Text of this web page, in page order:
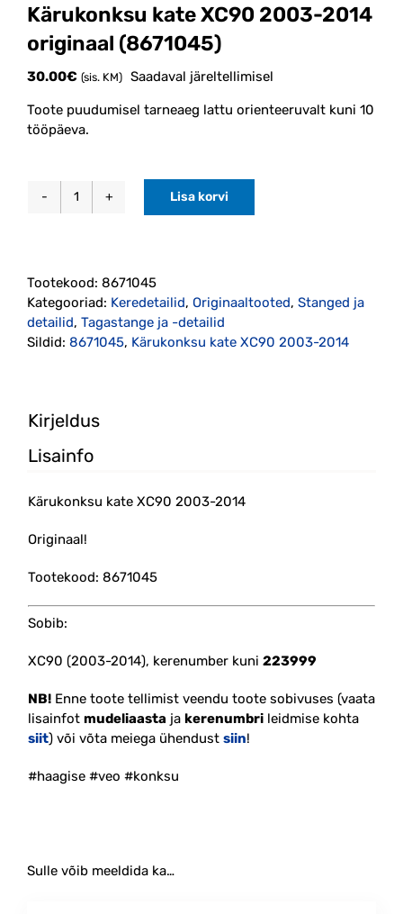
Kärukonksu kate XC90 2003-2014
originaal (8671045)
30.00€ (sis. KM) Saadaval järeltellimisel
Toote puudumisel tarneaeg lattu orienteeruvalt kuni 10
tööpäeva.
Kärukonksu
2014
originaal
(8671045)
kogus
Lisa korvi
Tootekood: 8671045
Kategooriad: Keredetailid, Originaaltooted, Stanged ja
detailid, Tagastange ja -detailid
Sildid: 8671045, Kärukonksu kate XC90 2003-2014
Kirjeldus
Lisainfo
Kärukonksu kate XC90 2003-2014
Originaal!
Tootekood: 8671045
Sobib:
XC90 (2003-2014), kerenumber kuni 223999
NB! Enne toote tellimist veendu toote sobivuses (vaata
lisainfot mudeliaasta ja kerenumbri leidmise kohta
siit) või võta meiega ühendust siin!
#haagise #veo #konksu
Sulle võib meeldida ka…